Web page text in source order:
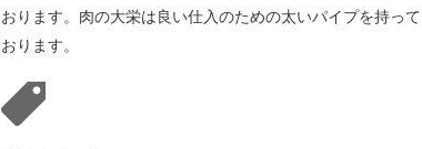
おります。肉の大栄は良い仕入のための太いパイプを持って
おります。